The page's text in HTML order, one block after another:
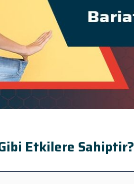
Etkilere Sahiptir?